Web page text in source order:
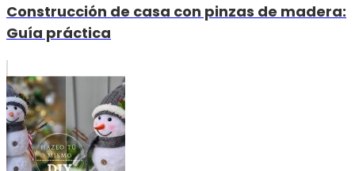
Construcción de casa con pinzas de madera:
Guía práctica